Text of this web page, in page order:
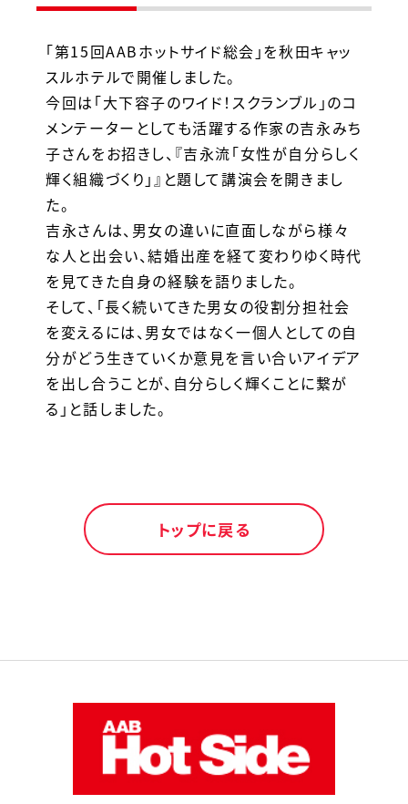
「第15回AABホットサイド総会」を秋田キャッ
スルホテルで開催しました。
今回は「大下容子のワイド！スクランブル」のコ
メンテーターとしても活躍する作家の吉永みち
子さんをお招きし、『吉永流「女性が自分らしく
輝く組織づくり」』と題して講演会を開きまし
た。
吉永さんは、男女の違いに直面しながら様々
な人と出会い、結婚出産を経て変わりゆく時代
を見てきた自身の経験を語りました。
そして、「長く続いてきた男女の役割分担社会
を変えるには、男女ではなく一個人としての自
分がどう生きていくか意見を言い合いアイデア
を出し合うことが、自分らしく輝くことに繋が
る」と話しました。
トップに戻る